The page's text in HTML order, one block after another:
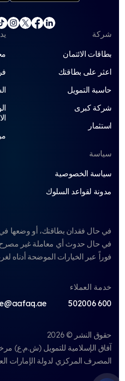
شركة
بطاقات الائتمان
اعثر على بطاقتك
حاسبة التمويل
شركة كبرى
استثمار
سياسة
سياسة الخصوصية
مدونة لقواعد السلوك
في حال فقدان بطاقتك، أو وضعها في
في حال حدوث أي معاملة غير مصرح
فوراً عبر الخيارات الموضحة أدناه
خدمة العملاء
600 502006
حقوق النشر © 2026
آفاق الإسلامية للتمويل (ش.م.ع)
المصرف المركزي لدولة الإمارات